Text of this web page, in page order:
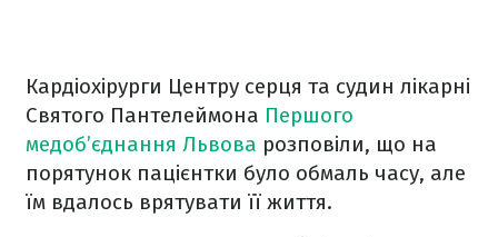
Кардіохірурги Центру серця та судин лікарні
Святого Пантелеймона Першого
медоб’єднання Львова розповіли, що на
порятунок пацієнтки було обмаль часу, але
їм вдалось врятувати її життя.